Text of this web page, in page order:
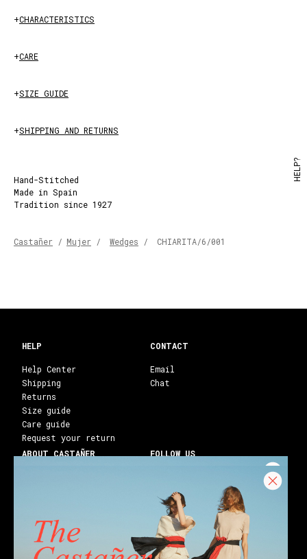
+CHARACTERISTICS
+CARE
+SIZE GUIDE
+SHIPPING AND RETURNS
Hand-Stitched
Made in Spain
Tradition since 1927
Castañer / Mujer / Wedges / CHIARITA/6/001
CONTACT
Email
Chat
HELP
Help Center
Shipping
Returns
Size guide
Care guide
Request your return
ABOUT CASTAÑER
Franchises
Stores
Castañer Society
FOLLOW US
Facebook
Youtube
Blog
HELP?